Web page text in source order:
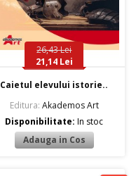
26,43 Lei
21,14 Lei
Caietul elevului istorie..
Editura: Akademos Art
Disponibilitate:In stoc